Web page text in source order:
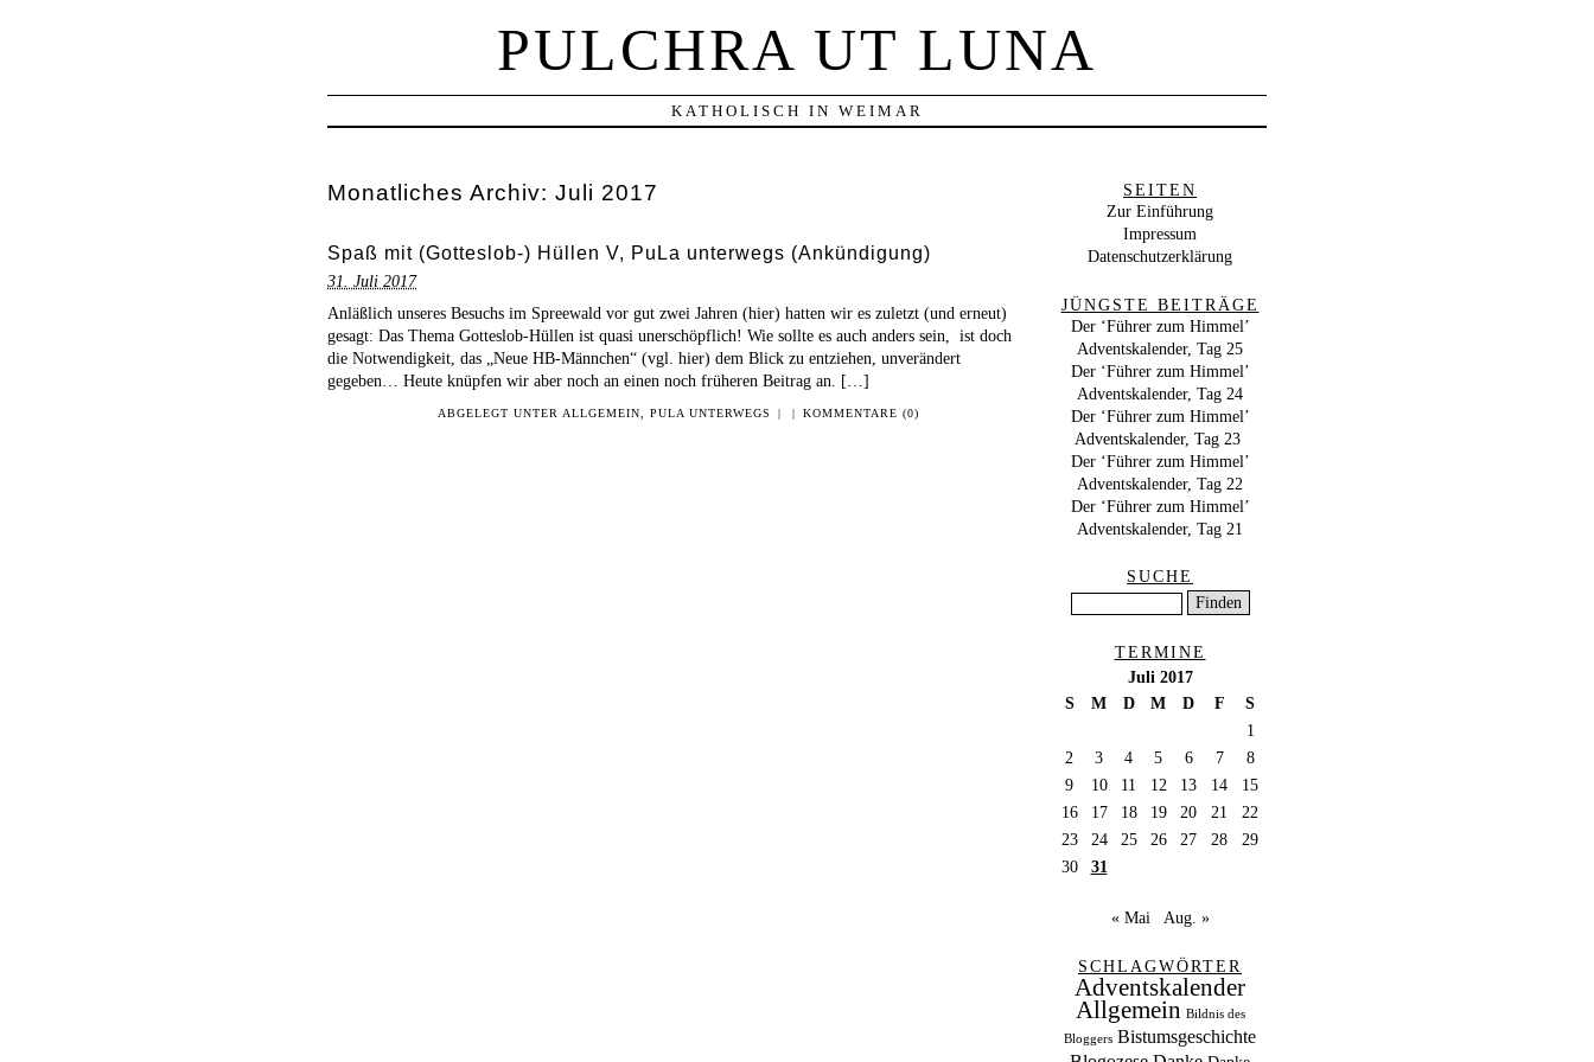
PULCHRA UT LUNA
KATHOLISCH IN WEIMAR
Monatliches Archiv: Juli 2017
Spaß mit (Gotteslob-) Hüllen V, PuLa unterwegs (Ankündigung)
31. Juli 2017
Anläßlich unseres Besuchs im Spreewald vor gut zwei Jahren (hier) hatten wir es zuletzt (und erneut)
gesagt: Das Thema Gotteslob-Hüllen ist quasi unerschöpflich! Wie sollte es auch anders sein, ist doch
die Notwendigkeit, das „Neue HB-Männchen“ (vgl. hier) dem Blick zu entziehen, unverändert
gegeben… Heute knüpfen wir aber noch an einen noch früheren Beitrag an. […]
ABGELEGT UNTER ALLGEMEIN ,PULA UNTERWEGS | | KOMMENTARE (0)
SEITEN
Zur Einführung
Impressum
Datenschutzerklärung
JÜNGSTE BEITRÄGE
Der ‘Führer zum Himmel’
Adventskalender, Tag 25
Der ‘Führer zum Himmel’
Adventskalender, Tag 24
Der ‘Führer zum Himmel’
Adventskalender, Tag 23
Der ‘Führer zum Himmel’
Adventskalender, Tag 22
Der ‘Führer zum Himmel’
Adventskalender, Tag 21
SUCHE
TERMINE
Juli 2017
S
M D M D F
S
1
2
3 4 5 6 7
8
9
10 11 12 13 14
15
16
17 18 19 20 21
22
23
24 25 26 27 28
29
30
31
« Mai Aug. »
SCHLAGWÖRTER
Adventskalender
Allgemein Bildnis des
Bloggers Bistumsgeschichte